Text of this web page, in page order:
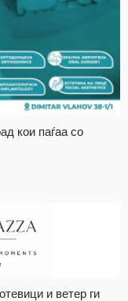
кои паѓаа со
и ветер ги